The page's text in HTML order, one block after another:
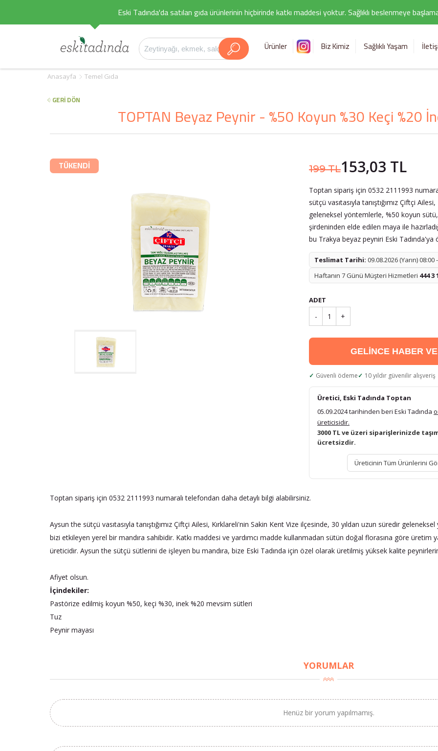
Eski Tadında'da satılan gıda ürünlerinin hiçbirinde katkı maddesi yoktur. Sağlıklı beslenmeye
Ürünler Biz Kimiz Sağlıklı Yaşam
Anasayfa Temel Gıda
GERİ DÖN
TOPTAN Beyaz Peynir - %50 Koyun %30 Keçi %20
TÜKENDİ 199 TL153,03 TL
Toptan sipariş için 0532 2111993
sütçü vasıtasıyla tanıştığımız Çiftçi
geleneksel yöntemlerle, %50 koyun
şirdeninden elde edilen maya ile
bu Trakya beyaz peyniri Eski
Teslimat Tarihi: 09.08.2026 (Yarın)
Haftanın 7 Günü Müşteri Hizmetleri 444 3
ADET
- 1 +
GELİNCE HABER
Güvenli ödeme 10 yıldır güvenilir alışveriş
Üretici, Eski Tadında Toptan
05.09.2024 tarihinden beri Eski Tadında
üreticisidir.
3000 TL ve üzeri siparişlerinizde
ücretsizdir.
Üreticinin Tüm Ürünlerini
Toptan sipariş için 0532 2111993 numaralı telefondan daha detaylı bilgi alabilirsiniz.
Aysun the sütçü vasıtasıyla tanıştığımız Çiftçi Ailesi, Kırklareli'nin Sakin Kent Vize ilçesinde, 30 yıldan uzun süredir
bizi etkileyen yerel bir mandıra sahibidir. Katkı maddesi ve yardımcı madde kullanmadan sütün doğal florasına göre
üreticidir. Aysun the sütçü sütlerini de işleyen bu mandıra, bize Eski Tadında için özel olarak üretilmiş yüksek kalite
Afiyet olsun.
İçindekiler:
Pastörize edilmiş koyun %50, keçi %30, inek %20 mevsim sütleri
Tuz
Peynir mayası
YORUMLAR
Henüz bir yorum yapılmamış.
BU HAFTANIN PLANLI İNDİRİMİ